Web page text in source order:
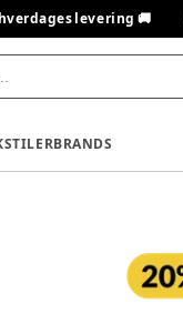
levering 🚚
BRANDS